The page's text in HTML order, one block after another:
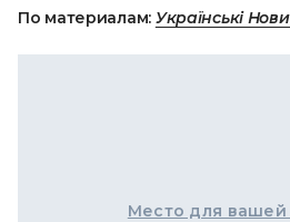
По материалам: Українські
Место для